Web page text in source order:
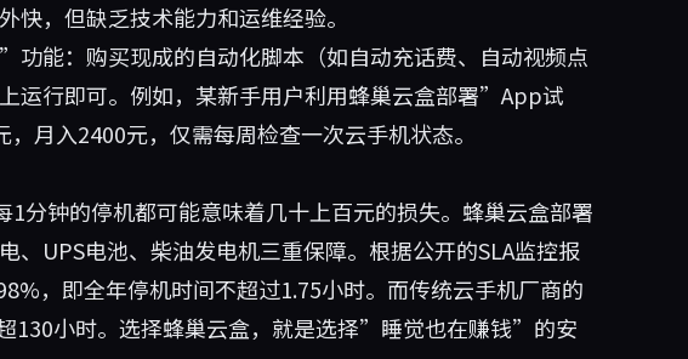
快，但缺乏技术能力和运维经验。
能：购买现成的自动化脚本（如自动充话费、自动视频点
运行即可。例如，某新手用户利用蜂巢云盒部署”App试
月入2400元，仅需每周检查一次云手机状态。
分钟的停机都可能意味着几十上百元的损失。蜂巢云盒部署
、UPS电池、柴油发电机三重保障。根据公开的SLA监控报
，即全年停机时间不超过1.75小时。而传统云手机厂商的
130小时。选择蜂巢云盒，就是选择”睡觉也在赚钱”的安